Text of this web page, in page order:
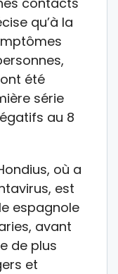
qu’à la
été
série
au 8
où a
est
espagnole
avant
de plus
et